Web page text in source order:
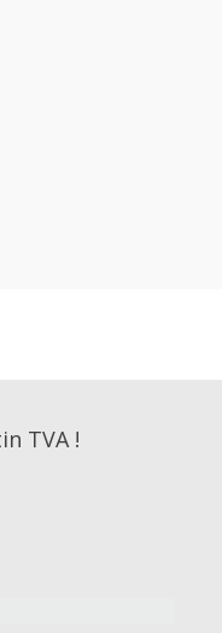
TVA !